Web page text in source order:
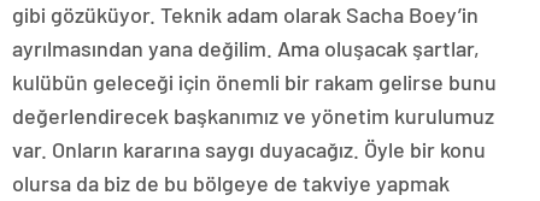
gibi gözüküyor. Teknik adam olarak Sacha Boey’in
ayrılmasından yana değilim. Ama oluşacak şartlar,
kulübün geleceği için önemli bir rakam gelirse bunu
değerlendirecek başkanımız ve yönetim kurulumuz
var. Onların kararına saygı duyacağız. Öyle bir konu
olursa da biz de bu bölgeye de takviye yapmak